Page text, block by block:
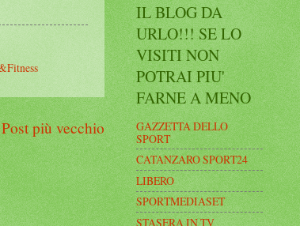
Post più vecchio
IL BLOG DA
URLO!!! SE LO
VISITI NON
POTRAI PIU'
FARNE A MENO
GAZZETTA DELLO
SPORT
CATANZARO SPORT24
LIBERO
SPORTMEDIASET
STASERA IN TV